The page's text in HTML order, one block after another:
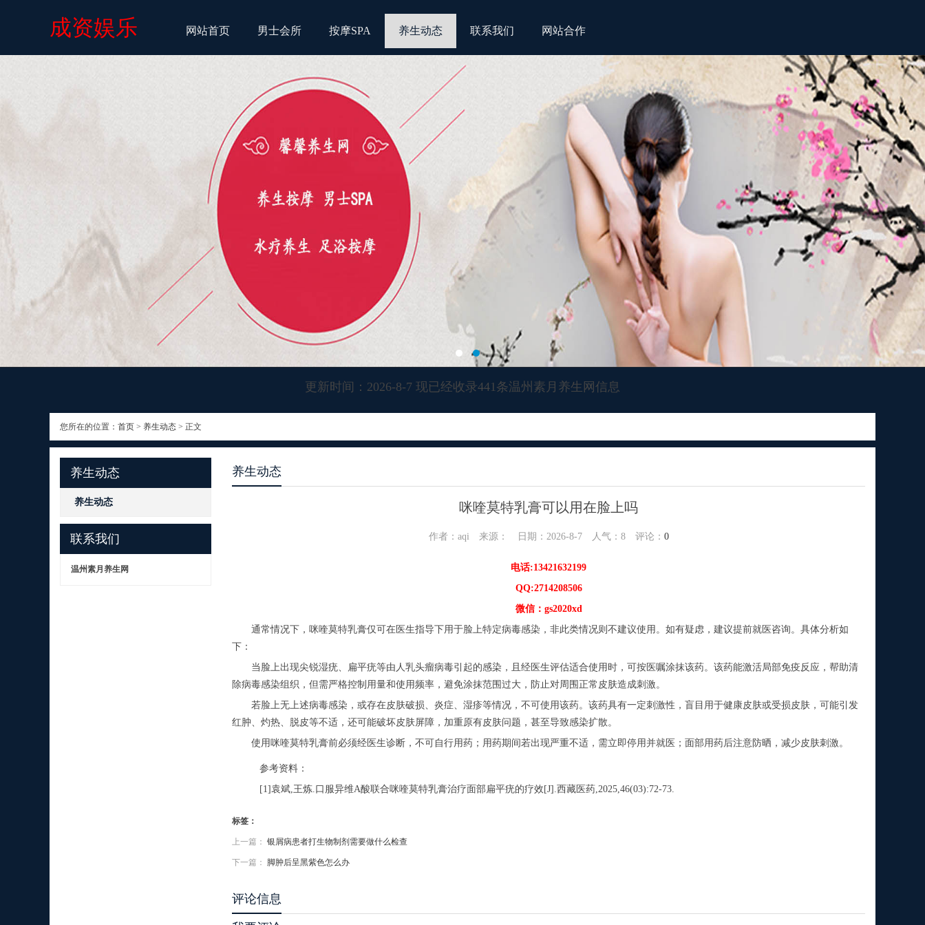
成资娱乐 网站首页 男士会所 按摩SPA 养生动态 联系我们 网站合作
更新时间：2026-8-7 现已经收录441条温州素月养生网信息
您所在的位置： 首页 > 养生动态 > 正文
养生动态
养生动态
联系我们
温州素月养生网
养生动态
咪喹莫特乳膏可以用在脸上吗
作者：aqi 来源： 日期：2026-8-7 人气： 8评论： 0
电话:13421632199
QQ:2714208506
微信：gs2020xd
通常情况下，咪喹莫特乳膏仅可在医生指导下用于脸上特定病毒感染，非此类情况则不建议使用。如有疑虑，建议提前就医咨询。具体分析如
下：
当脸上出现尖锐湿疣、扁平疣等由人乳头瘤病毒引起的感染，且经医生评估适合使用时，可按医嘱涂抹该药。该药能激活局部免疫反应，帮助清
除病毒感染组织，但需严格控制用量和使用频率，避免涂抹范围过大，防止对周围正常皮肤造成刺激。
若脸上无上述病毒感染，或存在皮肤破损、炎症、湿疹等情况，不可使用该药。该药具有一定刺激性，盲目用于健康皮肤或受损皮肤，可能引发
红肿、灼热、脱皮等不适，还可能破坏皮肤屏障，加重原有皮肤问题，甚至导致感染扩散。
使用咪喹莫特乳膏前必须经医生诊断，不可自行用药；用药期间若出现严重不适，需立即停用并就医；面部用药后注意防晒，减少皮肤刺激。
参考资料：
[1]袁斌,王炼.口服异维A酸联合咪喹莫特乳膏治疗面部扁平疣的疗效[J].西藏医药,2025,46(03):72-73.
标签：
上一篇： 银屑病患者打生物制剂需要做什么检查
下一篇： 脚肿后呈黑紫色怎么办
评论信息